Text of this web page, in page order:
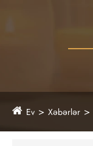
Ev Xəbərlər